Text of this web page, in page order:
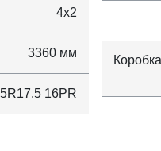
4x2
3360 мм
16PR